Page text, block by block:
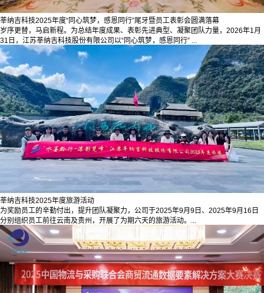
莘纳吉科技2025年度“同心筑梦，感恩同行”尾牙暨员工表彰会圆满落幕
岁序更替，马启新程。为总结年度成果、表彰先进典型、凝聚团队力量，2026年1月
31日，江苏莘纳吉科技股份有限公司以“同心筑梦，感恩同行” ...
莘纳吉科技2025年度旅游活动
为奖励员工的辛勤付出，提升团队凝聚力，公司于2025年9月9日、2025年9月16日
分别组织员工前往云南及贵州，开展了为期六天的旅游活动。...